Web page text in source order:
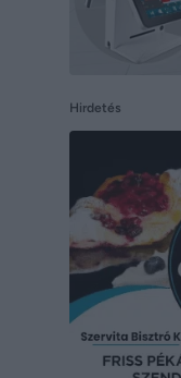
Hirdetés